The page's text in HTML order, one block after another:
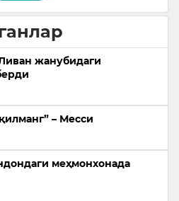
жанубидаги
– Месси
меҳмонхонада